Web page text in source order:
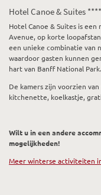
Hotel Canoe & Suites ****
Hotel Canoe & Suites is
Avenue, op korte
een unieke combinatie van
waardoor gasten kunnen
hart van Banff National Park.
De kamers zijn voorzien
kitchenette, koelkastje,
Wilt u in een andere
mogelijkheden!
Meer winterse activiteiten